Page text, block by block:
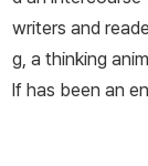
writers and
g, a thinking
lf has been an